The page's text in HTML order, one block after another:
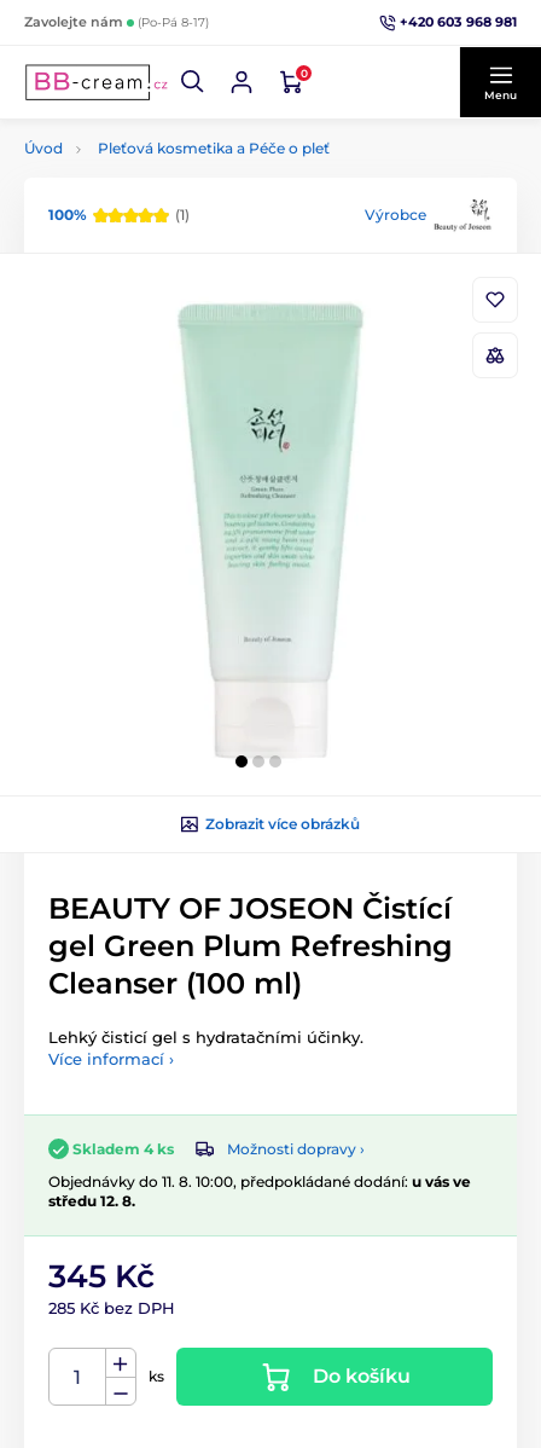
Zavolejte nám (Po-Pá 8-17) +420 603 968 981
0
Menu
Úvod Pleťová kosmetika a Péče o pleť
100% (1) Výrobce
Zobrazit více obrázků
BEAUTY OF JOSEON Čistící
gel Green Plum Refreshing
Cleanser (100 ml)
Lehký čisticí gel s hydratačními účinky.
Více informací ›
Skladem 4 ks
Možnosti dopravy ›
Objednávky do 11. 8. 10:00, předpokládané dodání: u vás ve
středu 12. 8.
345 Kč
285 Kč bez DPH
ks Do košíku